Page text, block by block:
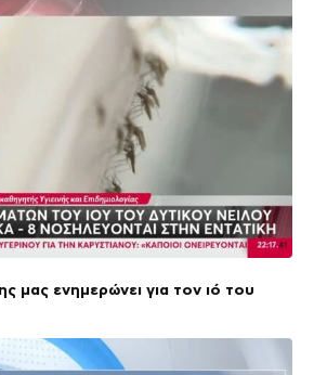
μας ενημερώνει για τον ιό του